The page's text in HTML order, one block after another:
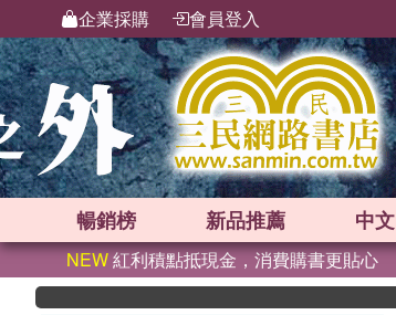
企業採購 會員登入
暢銷榜 新品推薦 中文
NEW紅利積點抵現金，消費購書更貼心